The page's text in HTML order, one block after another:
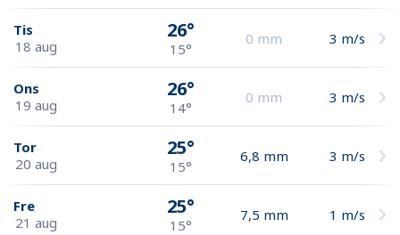
Tis
18 aug
26°
15°
0 mm 3 m/s
Ons
19 aug
26°
14°
0 mm 3 m/s
Tor
20 aug
25°
15°
6,8 mm 3 m/s
Fre
21 aug
25°
15°
7,5 mm 1 m/s